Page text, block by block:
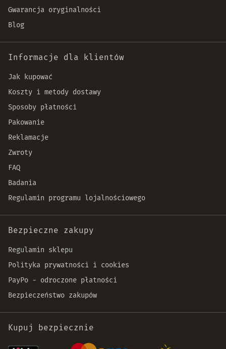
Gwarancja oryginalności
Blog
Informacje dla klientów
Jak kupować
Koszty i metody dostawy
Sposoby płatności
Pakowanie
Reklamacje
Zwroty
FAQ
Badania
Regulamin programu lojalnościowego
Bezpieczne zakupy
Regulamin sklepu
Polityka prywatności i cookies
PayPo - odroczone płatności
Bezpieczeństwo zakupów
Kupuj bezpiecznie